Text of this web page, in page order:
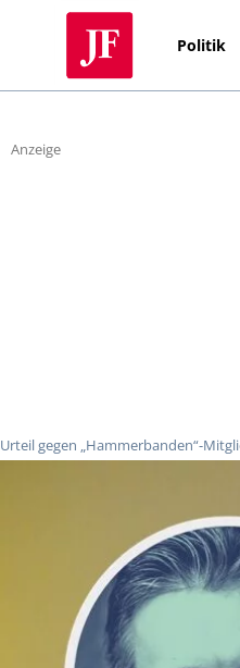
Politik
Anzeige
Urteil gegen „Hammerbanden“-